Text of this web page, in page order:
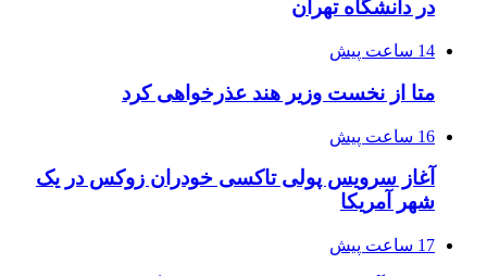
در دانشگاه تهران
14 ساعت پیش
متا از نخست وزیر هند عذرخواهی کرد
16 ساعت پیش
آغاز سرویس پولی تاکسی خودران زوکس در یک
شهر آمریکا
17 ساعت پیش